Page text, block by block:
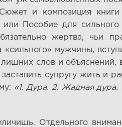
и композиция
Пособие для сильного
жертва, чьи
мужчины,
слов и объяснений,
супругу жить и
«1. Дура. 2. Жадная
Отдельного